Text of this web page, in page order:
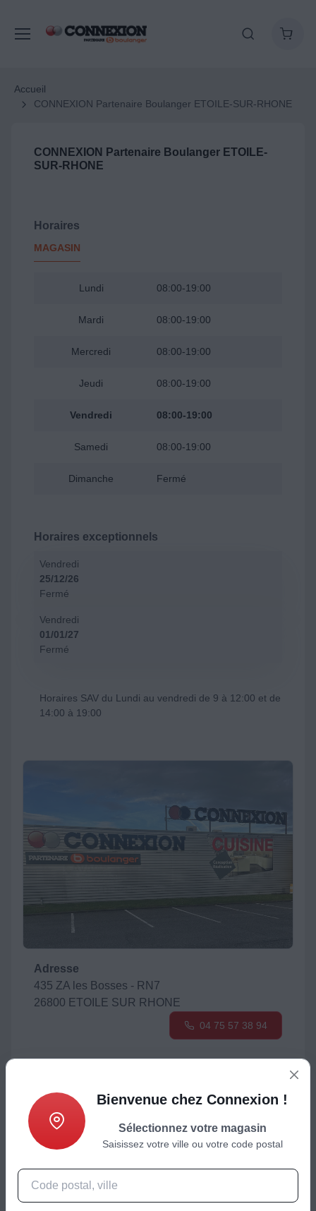
Accueil
CONNEXION Partenaire Boulanger ETOILE-SUR-RHONE
CONNEXION Partenaire Boulanger ETOILE-
SUR-RHONE
Horaires
MAGASIN
Lundi 08:00-19:00
Mardi 08:00-19:00
Mercredi 08:00-19:00
Jeudi 08:00-19:00
Vendredi 08:00-19:00
Samedi 08:00-19:00
Dimanche Fermé
Horaires exceptionnels
Vendredi
25/12/26
Fermé
Vendredi
01/01/27
Fermé
Horaires SAV du Lundi au vendredi de 9 à 12:00 et de
14:00 à 19:00
Adresse
435 ZA les Bosses - RN7
26800 ETOILE SUR RHONE
04 75 57 38 94
Magasin disponible comme point de retrait
Click&Collect Boulanger.com
Bienvenue chez Connexion !
Sélectionnez votre magasin
Saisissez votre ville ou votre code postal